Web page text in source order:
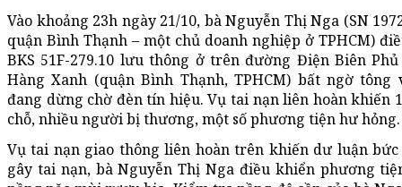
Vào khoảng 23h ngày 21/10, bà Nguyễn Thị Nga (SN
quận Bình Thạnh – một chủ doanh nghiệp ở TPHCM)
BKS 51F-279.10 lưu thông ở trên đường Điện Biên
Hàng Xanh (quận Bình Thạnh, TPHCM) bất ngờ tông
đang dừng chờ đèn tín hiệu. Vụ tai nạn liên hoàn khiến
chỗ, nhiều người bị thương, một số phương tiện hư hỏng.
Vụ tai nạn giao thông liên hoàn trên khiến dư luận
gây tai nạn, bà Nguyễn Thị Nga điều khiển phương